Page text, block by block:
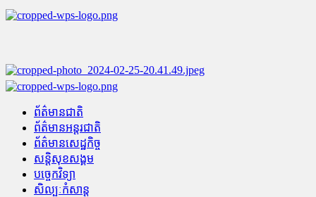
Skip
to
Primary
ព័ត៌មានជាតិ
ព័ត៌មានអន្តរជាតិ
ព័ត៌មានសេដ្ឋកិច្ច
សន្តិសុខសង្គម
បច្ចេកវិទ្យា
សិល្បៈកំសាន្ត